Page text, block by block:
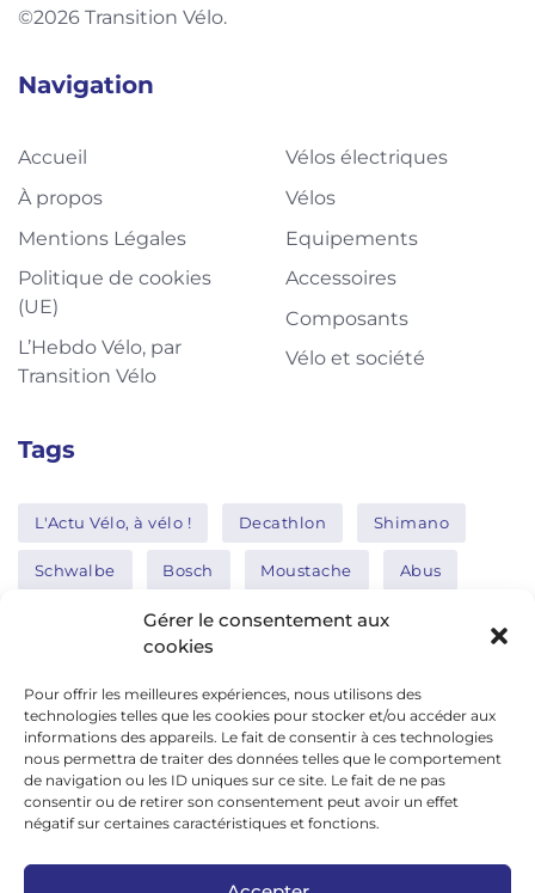
Gérer le consentement aux
cookies
Pour offrir les meilleures expériences, nous utilisons des
technologies telles que les cookies pour stocker et/ou accéder aux
informations des appareils. Le fait de consentir à ces technologies
nous permettra de traiter des données telles que le comportement
de navigation ou les ID uniques sur ce site. Le fait de ne pas
consentir ou de retirer son consentement peut avoir un effet
négatif sur certaines caractéristiques et fonctions.
©2026 Transition Vélo.
Navigation
Accueil
À propos
Mentions Légales
Politique de cookies
(UE)
L’Hebdo Vélo, par
Transition Vélo
Vélos électriques
Vélos
Equipements
Accessoires
Composants
Vélo et société
Tags
L'Actu Vélo, à vélo ! Decathlon Shimano
Schwalbe Bosch Moustache Abus
Thule Nakamura
Réseaux sociaux
google news
facebook
twitter